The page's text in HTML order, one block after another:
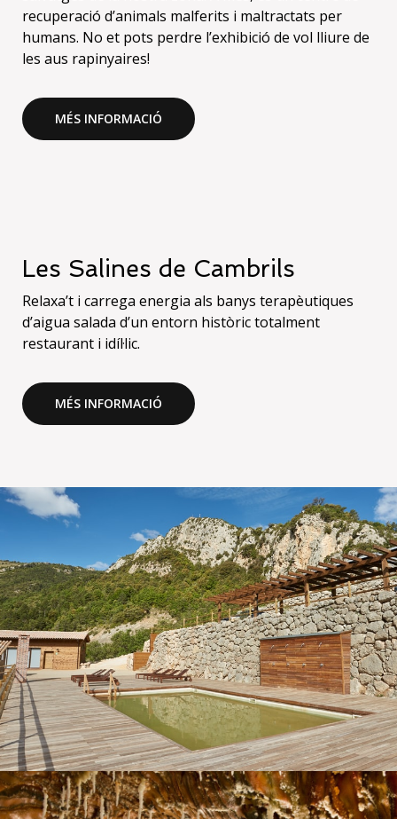
recuperació d’animals malferits i maltractats per
humans. No et pots perdre l’exhibició de vol lliure de
les aus rapinyaires!
MÉS INFORMACIÓ
Les Salines de Cambrils
Relaxa’t i carrega energia als banys terapèutiques
d’aigua salada d’un entorn històric totalment
restaurant i idíl·lic.
MÉS INFORMACIÓ